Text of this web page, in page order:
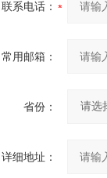
联系电话：
常用邮箱：
省份：
详细地址：